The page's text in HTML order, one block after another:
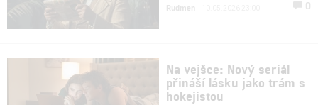
Rudmen 0
Na vejšce: Nový seriál
přináší lásku jako trám s
hokejistou